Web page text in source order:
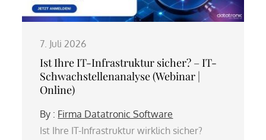
7. Juli 2026
Ist Ihre IT-Infrastruktur sicher? – IT-
Schwachstellenanalyse (Webinar |
Online)
By : Firma Datatronic Software
Ist Ihre IT-Infrastruktur wirklich sicher?